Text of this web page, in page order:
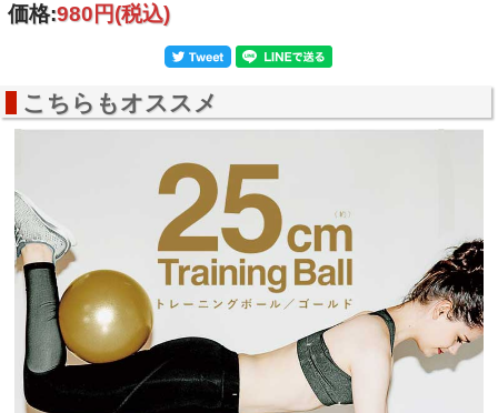
価格:980円(税込)
こちらもオススメ